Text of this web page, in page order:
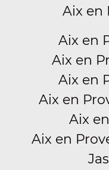
Aix en
Aix en
Aix en
Aix en
Aix en
Aix
Aix en